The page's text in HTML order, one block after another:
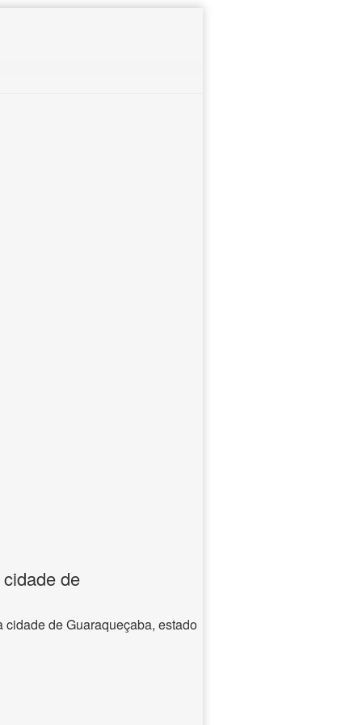
de
de Guaraqueçaba, estado